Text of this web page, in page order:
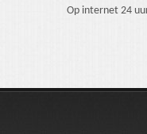
Op internet 24